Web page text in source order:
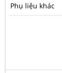
Phụ liệu khác